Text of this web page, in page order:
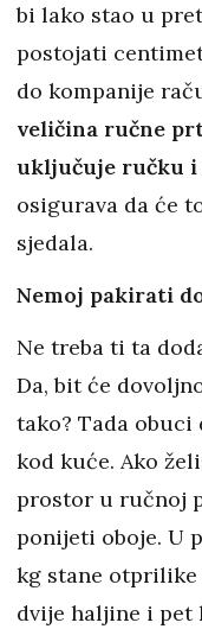
bi lako stao u
postojati
do kompanije
veličina ručne
uključuje ručku i
osigurava da će
sjedala.
Nemoj pakirati
Ne treba ti ta
Da, bit će
tako? Tada
kod kuće. Ako
prostor u ručnoj
ponijeti oboje. U
kg stane otprilike
dvije haljine i pet